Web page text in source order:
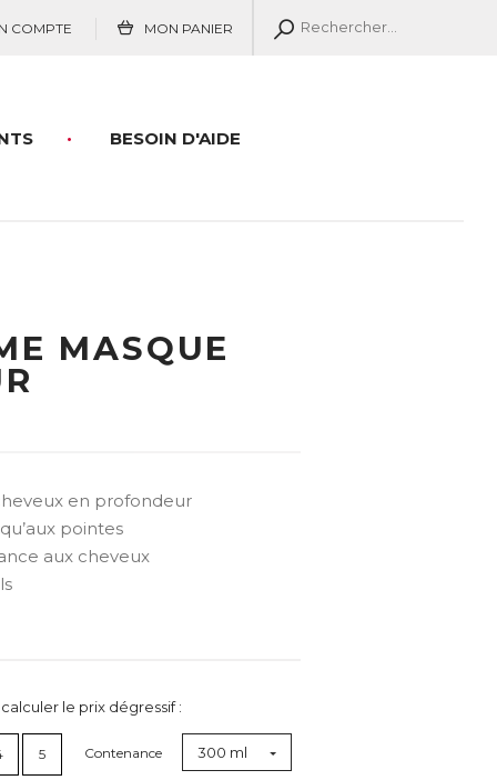
COMPTE MON PANIER
BESOIN D'AIDE
MASQUE
en profondeur
pointes
aux cheveux
le prix dégressif :
5 Contenance 300 ml